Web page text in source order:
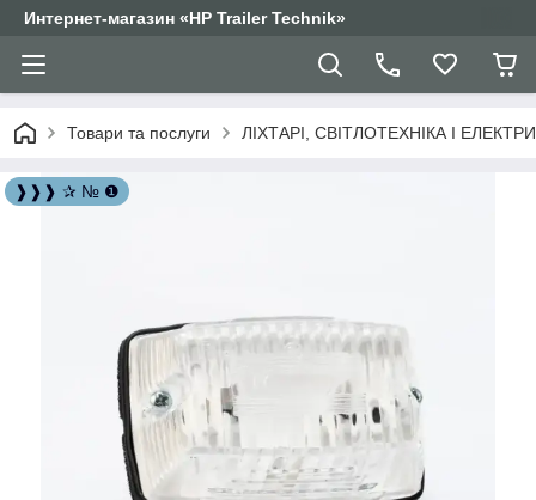
Интернет-магазин «HP Trailer Technik»
Товари та послуги ЛІХТАРІ, СВІТЛОТЕХНІКА І
❱❱❱ ✰ № ❶